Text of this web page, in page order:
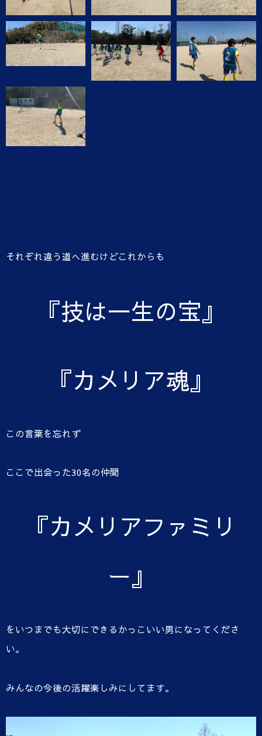
それぞれ違う道へ進むけどこれからも
『技は一生の宝』
『カメリア魂』
この言葉を忘れず
ここで出会った30名の仲間
『カメリアファミリ
ー』
をいつまでも大切にできるかっこいい男になってくださ
い。
みんなの今後の活躍楽しみにしてます。